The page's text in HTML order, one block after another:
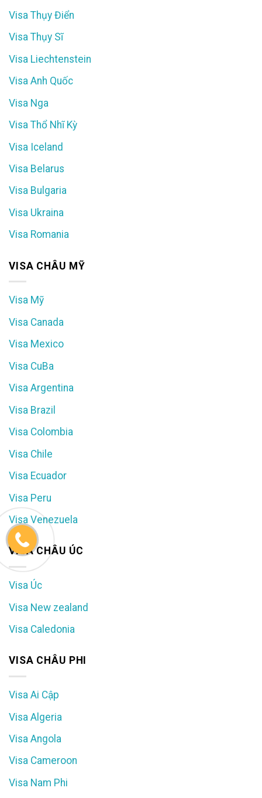
Visa Thụy Điển
Visa Thụy Sĩ
Visa Liechtenstein
Visa Anh Quốc
Visa Nga
Visa Thổ Nhĩ Kỳ
Visa Iceland
Visa Belarus
Visa Bulgaria
Visa Ukraina
Visa Romania
VISA CHÂU MỸ
Visa Mỹ
Visa Canada
Visa Mexico
Visa CuBa
Visa Argentina
Visa Brazil
Visa Colombia
Visa Chile
Visa Ecuador
Visa Peru
Visa Venezuela
VISA CHÂU ÚC
Visa Úc
Visa New zealand
Visa Caledonia
VISA CHÂU PHI
Visa Ai Cập
Visa Algeria
Visa Angola
Visa Cameroon
Visa Nam Phi